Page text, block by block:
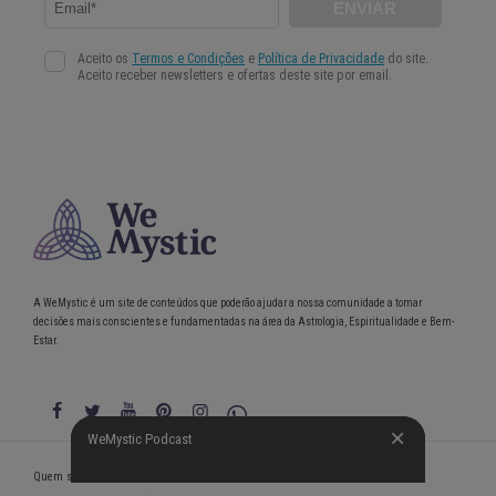
WeMystic Podcast
A WeMystic é um site de conteúdos que poderão ajudar a nossa comunidade a tomar
decisões mais conscientes e fundamentadas na área da Astrologia, Espiritualidade e Bem-
Estar.
WeMystic Podcast
Quem somos